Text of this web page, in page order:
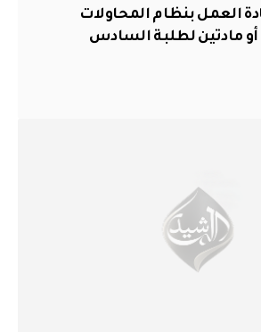
العمل بنظام المحاولات
أو مادتين لطلبة السادس